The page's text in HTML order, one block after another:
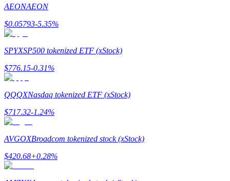
Гид
Руководство для начинающих по фьючерсам
Узнайте, как оставаться прибыльным
AEONAEON
$0.05793-5.35%
SPYXSP500 tokenized ETF (xStock)
$776.15-0.31%
QQQXNasdaq tokenized ETF (xStock)
$717.32-1.24%
AVGOXBroadcom tokenized stock (xStock)
$420.68+0.28%